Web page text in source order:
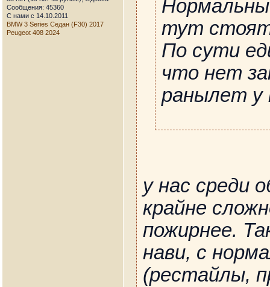
Сообщения: 45360
С нами с 14.10.2011
BMW 3 Series Седан (F30) 2017
Peugeot 408 2024
тут стоят
По сути
что нет
ранылет у
у нас среди
крайне
пожирнее.
нави, с
(рестайлы,